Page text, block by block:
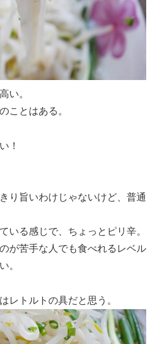
い。
ことはある。
！
り旨いわけじゃないけど、普通
いる感じで、ちょっとピリ辛。
が苦手な人でも食べれるレベル
。
レトルトの具だと思う。